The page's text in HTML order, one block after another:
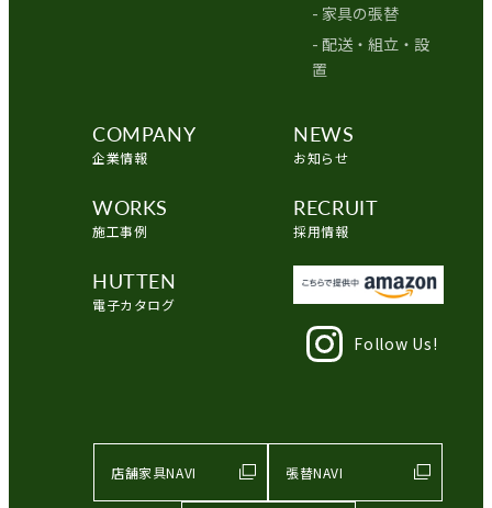
- 家具の張替
- 配送・組立・設
置
COMPANY
企業情報
WORKS
施工事例
HUTTEN
電子カタログ
NEWS
お知らせ
RECRUIT
採用情報
Follow Us!
店舗家具NAVI 張替NAVI